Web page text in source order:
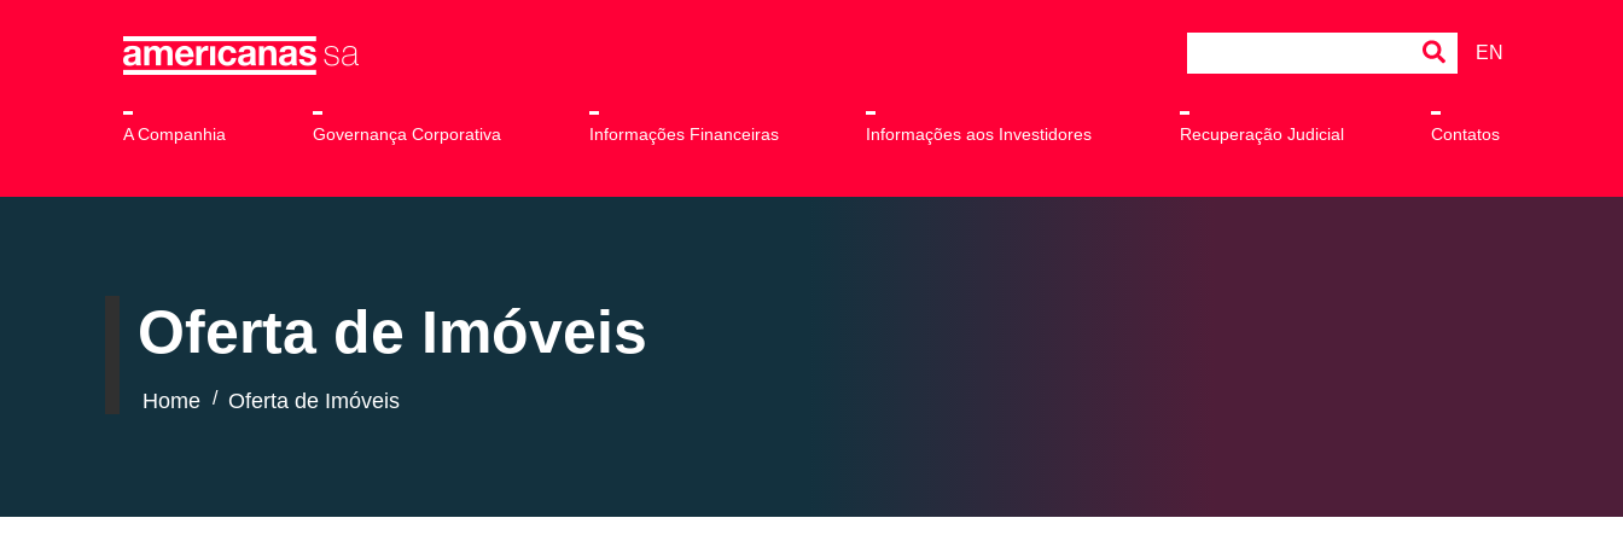
EN
A Companhia Governança Corporativa Informações Financeiras Informações aos Investidores Recuperação Judicial Contatos
Oferta de Imóveis
Home / Oferta de Imóveis